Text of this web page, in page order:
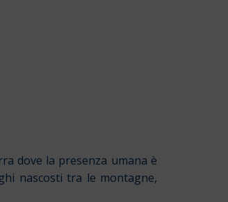
dove la presenza umana è
nascosti tra le montagne,